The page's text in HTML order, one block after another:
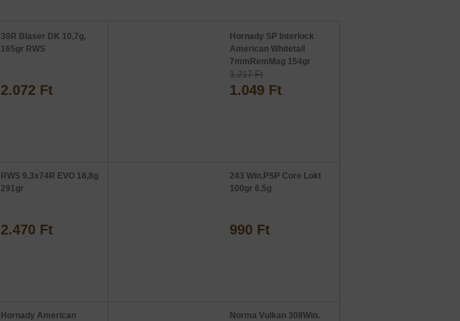
30R Blaser DK 10,7g,
165gr RWS
2.072 Ft
Hornady SP Interlock
American Whitetail
7mmRemMag 154gr
1.217 Ft
1.049 Ft
RWS 9,3x74R EVO 18,8g
291gr
2.470 Ft
243 Win.PSP Core Lokt
100gr 6,5g
990 Ft
Hornady American
Norma Vulkan 308Win.